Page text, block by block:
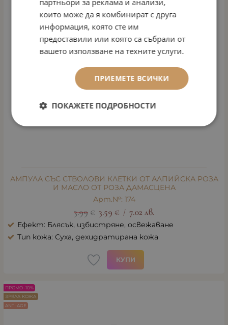
АМПУЛА СЪС СТВОЛОВИ КЛЕТКИ ОТ АЛПИЙСКА РОЗА
И МАСЛО ОТ РОЗА ДАМАСЦЕНА
Арт.№: 174
3.99 € 3.59 € / 7.02 лв.
Ефект: Блясък, избистряне, освежаване
Тип кожа: Суха, дехидратирана кожа
КУПИ
ПРОМО -10%
ЗРЯЛА КОЖА
ANTI AGE
партньори за реклама и анализи,
които може да я комбинират с друга
информация, която сте им
предоставили или която са събрали от
вашето използване на техните услуги.
ПРИЕМЕТЕ ВСИЧКИ
ПОКАЖЕТЕ ПОДРОБНОСТИ